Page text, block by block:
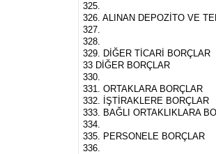
325.
326. ALINAN DEPOZİTO VE
327.
328.
329. DİĞER TİCARİ BORÇLAR
33 DİĞER BORÇLAR
330.
331. ORTAKLARA BORÇLAR
332. İŞTİRAKLERE BORÇLAR
333. BAĞLI ORTAKLIKLARA
334.
335. PERSONELE BORÇLAR
336.